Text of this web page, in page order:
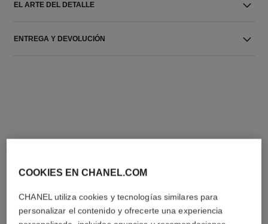
EL ARTE DEL DETALLE
ENTREGA Y DEVOLUCIÓN
COOKIES EN CHANEL.COM
CHANEL utiliza cookies y tecnologías similares para
personalizar el contenido y ofrecerte una experiencia